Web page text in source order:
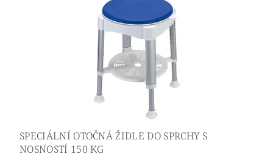
SPECIÁLNÍ OTOČNÁ ŽIDLE DO SPRCHY S
NOSNOSTÍ 150 KG